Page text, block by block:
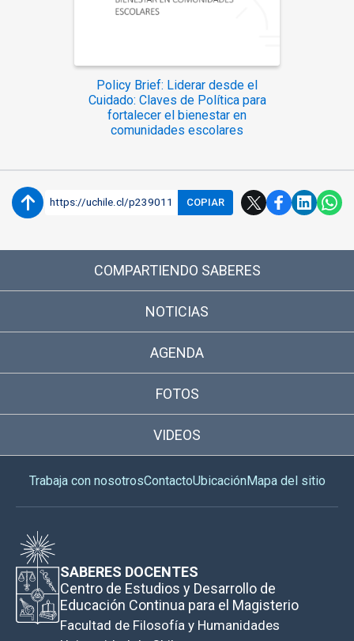
Policy Brief: Liderar desde el
Cuidado: Claves de Política para
fortalecer el bienestar en
comunidades escolares
https://uchile.cl/p239011 COPIAR
COMPARTIENDO SABERES
NOTICIAS
AGENDA
FOTOS
VIDEOS
Trabaja con nosotrosContactoUbicación Mapa del sitio
SABERES DOCENTES
Centro de Estudios y Desarrollo de
Educación Continua para el Magisterio
Facultad de Filosofía y Humanidades